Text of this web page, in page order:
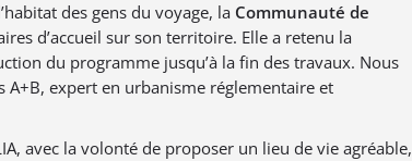
des gens du voyage, la Communauté de
d’accueil sur son territoire. Elle a retenu la
du programme jusqu’à la fin des travaux. Nous
A+B, expert en urbanisme réglementaire et
avec la volonté de proposer un lieu de vie agréable,